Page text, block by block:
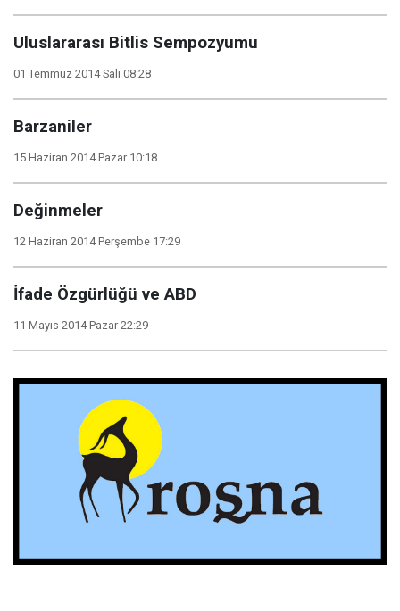
Uluslararası Bitlis Sempozyumu
01 Temmuz 2014 Salı 08:28
Barzaniler
15 Haziran 2014 Pazar 10:18
Değinmeler
12 Haziran 2014 Perşembe 17:29
İfade Özgürlüğü ve ABD
11 Mayıs 2014 Pazar 22:29